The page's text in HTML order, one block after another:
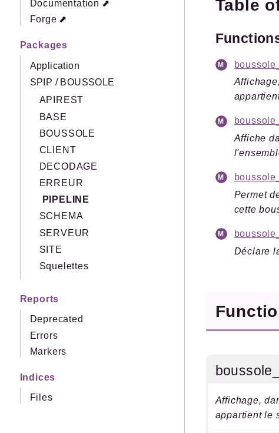
Documentation
Forge
Packages
Application
SPIP / BOUSSOLE
APIREST
BASE
BOUSSOLE
CLIENT
DECODAGE
ERREUR
PIPELINE
SCHEMA
SERVEUR
SITE
Squelettes
Reports
Deprecated
Errors
Markers
Indices
Files
Table
Affiche
Permet
cette
Déclare
Affichage,
appartient le